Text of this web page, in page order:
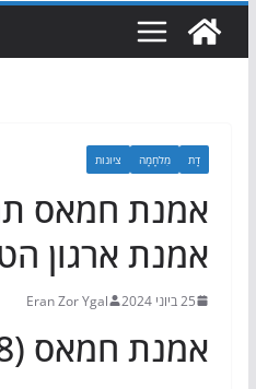
דָת מִלחָמָה ציונות
אמנת חמאס
אמנת ארגון
25 ביוני 2024 Eran Zor Ygal
אמנת חמאס (1988)